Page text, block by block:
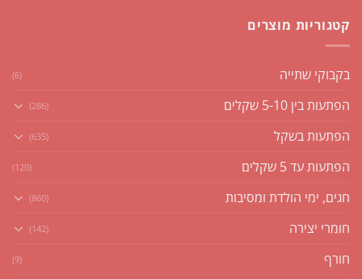
קטגוריות מוצרים
בקבוקי שתייה (6)
הפתעות בין 5-10 שקלים (286)
הפתעות בשקל (635)
הפתעות עד 5 שקלים (120)
חגים, ימי הולדת ומסיבות (860)
חומרי יצירה (142)
חורף (9)